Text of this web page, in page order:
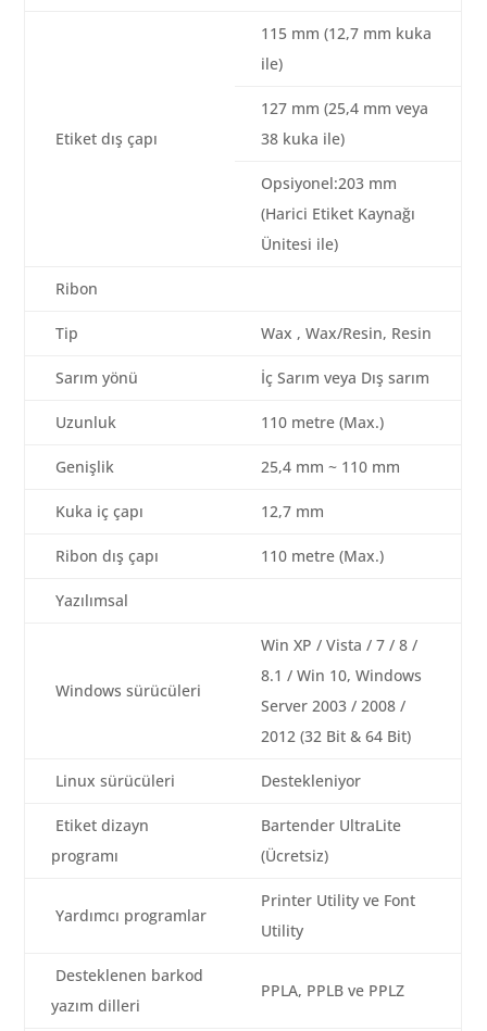
Etiket dış çapı
115 mm (12,7 mm kuka
ile)
127 mm (25,4 mm veya
38 kuka ile)
Opsiyonel:203 mm
(Harici Etiket Kaynağı
Ünitesi ile)
Ribon
Tip Wax , Wax/Resin, Resin
Sarım yönü İç Sarım veya Dış sarım
Uzunluk 110 metre (Max.)
Genişlik 25,4 mm ~ 110 mm
Kuka iç çapı 12,7 mm
Ribon dış çapı 110 metre (Max.)
Yazılımsal
Windows sürücüleri
Win XP / Vista / 7 / 8 /
8.1 / Win 10, Windows
Server 2003 / 2008 /
2012 (32 Bit & 64 Bit)
Linux sürücüleri Destekleniyor
Etiket dizayn
programı
Bartender UltraLite
(Ücretsiz)
Yardımcı programlar
Printer Utility ve Font
Utility
Desteklenen barkod
yazım dilleri
PPLA, PPLB ve PPLZ